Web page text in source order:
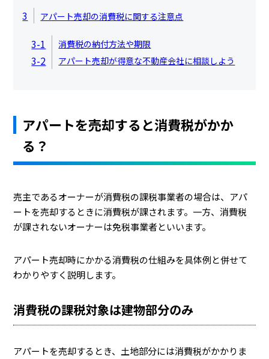
3 アパート売却の消費税に関する注意点
3-1 消費税の納付方法や期限
3-2 アパート売却が得意な不動産会社に相談しよう
アパートを売却すると消費税がかか
る？
売主であるオーナーが消費税の課税事業者の場合は、アパ
ートを売却するときに消費税が課されます。一方、消費税
が課されないオーナーは免税事業者といいます。
アパート売却時にかかる消費税の仕組みを具体例と併せて
わかりやすく説明します。
消費税の課税対象は建物部分のみ
アパートを売却するとき、土地部分には消費税がかかりま